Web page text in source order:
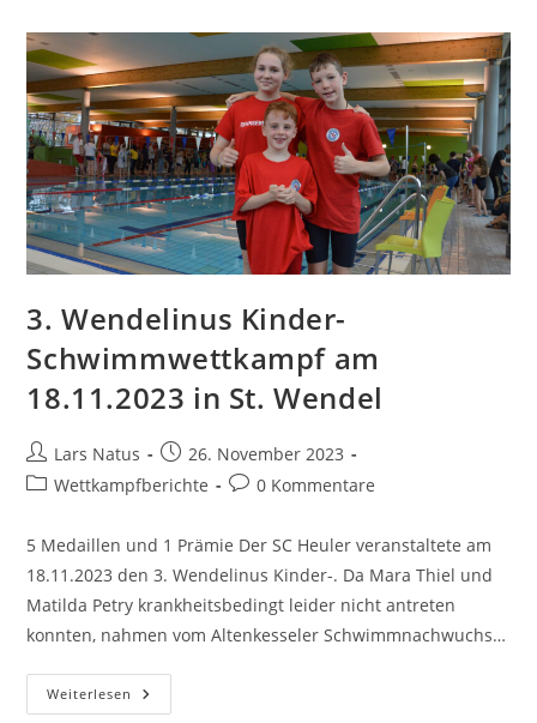
3. Wendelinus Kinder-
Schwimmwettkampf am
18.11.2023 in St. Wendel
Beitrags-
Autor:
Lars Natus
Beitrag
veröffentlicht:
26. November 2023
Beitrags-
Wettkampfberichte
Beitrags-
0 Kommentare
5 Medaillen und 1 Prämie Der SC Heuler veranstaltete am
18.11.2023 den 3. Wendelinus Kinder-. Da Mara Thiel und
Matilda Petry krankheitsbedingt leider nicht antreten
konnten, nahmen vom Altenkesseler Schwimmnachwuchs…
Weiterlesen 3.
Wendelinus